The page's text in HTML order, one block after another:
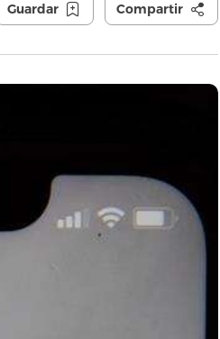
Guardar Compartir